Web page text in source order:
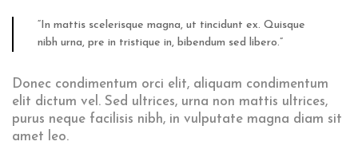
“In mattis scelerisque magna, ut tincidunt ex. Quisque
nibh urna, pre in tristique in, bibendum sed libero.”
Donec condimentum orci elit, aliquam condimentum
elit dictum vel. Sed ultrices, urna non mattis ultrices,
purus neque facilisis nibh, in vulputate magna diam sit
amet leo.